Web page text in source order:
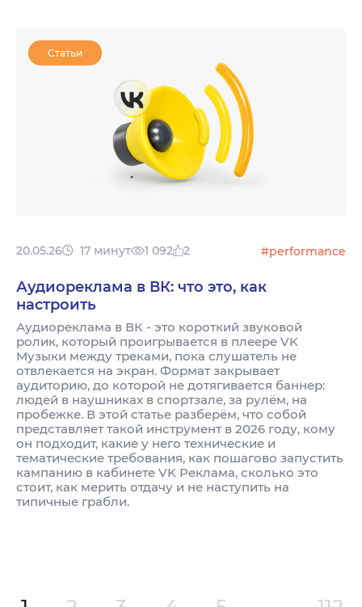
Статьи
20.05.26 17 минут 1 092 2 #performance
Аудиореклама в ВК: что это, как
настроить
Аудиореклама в ВК - это короткий звуковой
ролик, который проигрывается в плеере VK
Музыки между треками, пока слушатель не
отвлекается на экран. Формат закрывает
аудиторию, до которой не дотягивается баннер:
людей в наушниках в спортзале, за рулём, на
пробежке. В этой статье разберём, что собой
представляет такой инструмент в 2026 году, кому
он подходит, какие у него технические и
тематические требования, как пошагово запустить
кампанию в кабинете VK Реклама, сколько это
стоит, как мерить отдачу и не наступить на
типичные грабли.